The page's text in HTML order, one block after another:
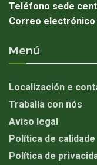
Teléfono sede
Correo
Menú
Localización e
Traballa con nós
Aviso legal
Política de calidade
Política de